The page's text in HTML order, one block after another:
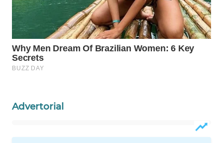
Advertorial
TV
WAHANANEWS
ID
CO ID